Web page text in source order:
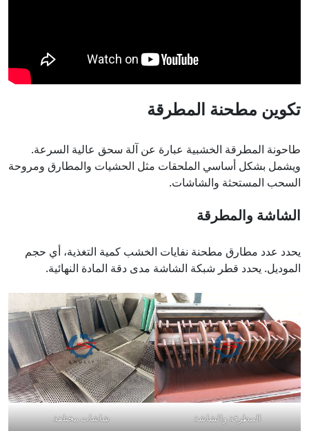
تكوين مطحنة المطرقة
طاحونة المطرقة الخشبية عبارة عن آلة سحق عالية السرعة.
ويشمل بشكل أساسي الملحقات مثل الحشيات والمطارق ومروحة
السحب المستحثة والشاشات.
الشاشة والمطرقة
يحدد عدد مطارق مطحنة نفايات الخشب كمية التغذية، أي حجم
الموديل. يحدد قطر شبكة الشاشة مدى دقة المادة النهائية.
المطرقة والشاشة شاشات مختلفة